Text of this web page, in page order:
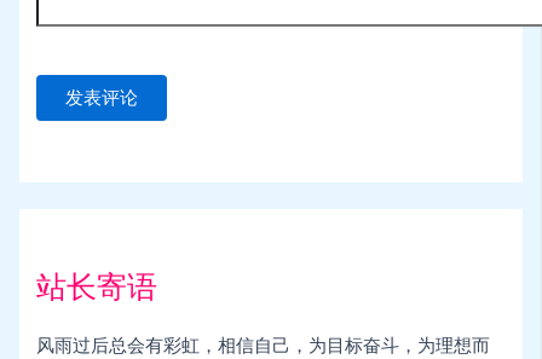
站长寄语
风雨过后总会有彩虹，相信自己，为目标奋斗，为理想而